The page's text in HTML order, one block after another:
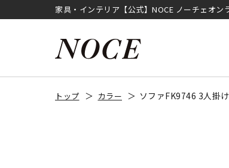
家具・インテリア【公式】NOCE ノーチェオン
トップ カラー ソファFK9746 3人掛